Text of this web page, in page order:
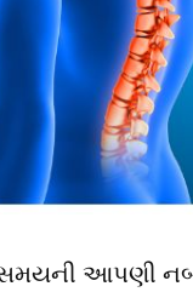
આપણી